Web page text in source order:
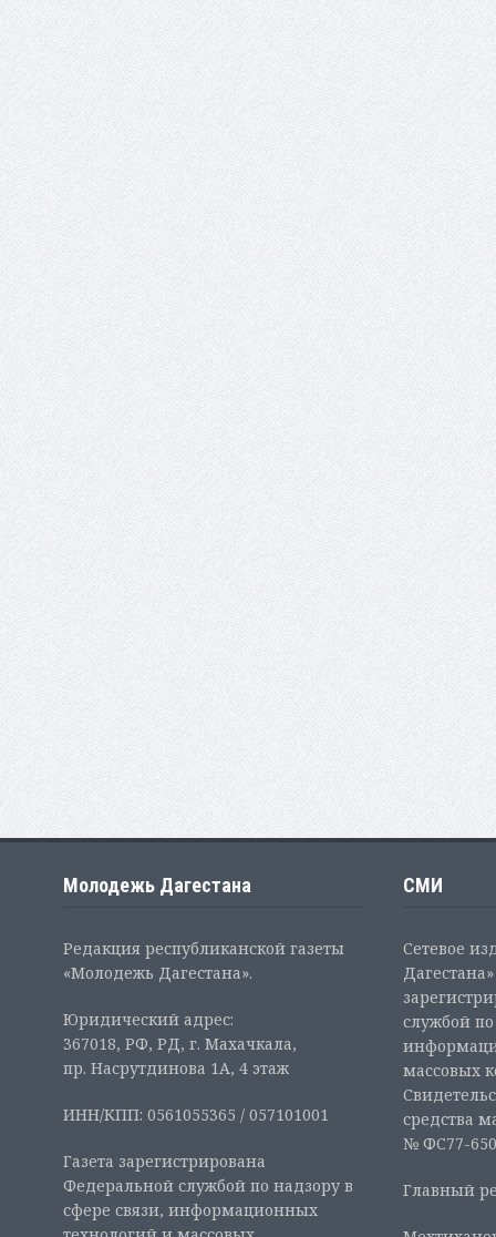
Молодежь Дагестана
Редакция республиканской газеты
«Молодежь Дагестана».
Юридический адрес:
367018, РФ, РД, г. Махачкала,
пр. Насрутдинова 1А, 4 этаж
ИНН/КПП: 0561055365 / 057101001
Газета зарегистрирована
Федеральной службой по надзору в
сфере связи, информационных
СМИ
Сетевое
службой
массовых
средства
№ ФС77-
Главный